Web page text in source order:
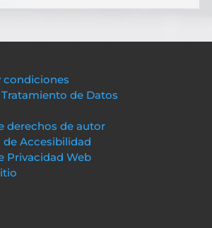
condiciones
Tratamiento de Datos
derechos de autor
de Accesibilidad
Privacidad Web